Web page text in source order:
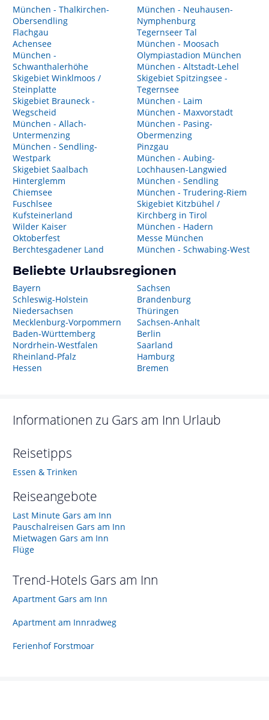
München - Thalkirchen-
Obersendling
Flachgau
Achensee
München -
Schwanthalerhöhe
Skigebiet Winklmoos /
Steinplatte
Skigebiet Brauneck -
Wegscheid
München - Allach-
Untermenzing
München - Sendling-
Westpark
Skigebiet Saalbach
Hinterglemm
Chiemsee
Fuschlsee
Kufsteinerland
Wilder Kaiser
Oktoberfest
Berchtesgadener Land
München - Neuhausen-
Nymphenburg
Tegernseer Tal
München - Moosach
Olympiastadion München
München - Altstadt-Lehel
Skigebiet Spitzingsee -
Tegernsee
München - Laim
München - Maxvorstadt
München - Pasing-
Obermenzing
Pinzgau
München - Aubing-
Lochhausen-Langwied
München - Sendling
München - Trudering-Riem
Skigebiet Kitzbühel /
Kirchberg in Tirol
München - Hadern
Messe München
München - Schwabing-West
Beliebte Urlaubsregionen
Bayern
Schleswig-Holstein
Niedersachsen
Mecklenburg-Vorpommern
Baden-Württemberg
Nordrhein-Westfalen
Rheinland-Pfalz
Hessen
Sachsen
Brandenburg
Thüringen
Sachsen-Anhalt
Berlin
Saarland
Hamburg
Bremen
Informationen zu Gars am Inn Urlaub
Reisetipps
Essen & Trinken
Reiseangebote
Last Minute Gars am Inn
Pauschalreisen Gars am Inn
Mietwagen Gars am Inn
Flüge
Trend-Hotels Gars am Inn
Apartment Gars am Inn
Apartment am Innradweg
Ferienhof Forstmoar